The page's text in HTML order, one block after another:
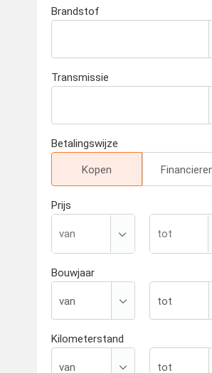
Brandstof
Transmissie
Betalingswijze
Kopen
Prijs
Bouwjaar
Kilometerstand